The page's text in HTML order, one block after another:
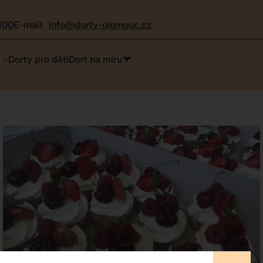
e-mail: info@dorty-olomouc.cz
Dorty pro dětiDort na míru